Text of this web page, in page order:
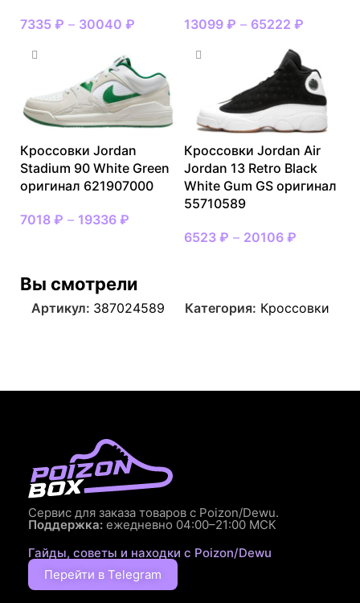
7335 ₽ – 30040 ₽ 13099 ₽ – 65222 ₽
Кроссовки Jordan
Stadium 90 White Green
оригинал 621907000
7018 ₽ – 19336 ₽
Кроссовки Jordan Air
Jordan 13 Retro Black
White Gum GS оригинал
55710589
6523 ₽ – 20106 ₽
Вы смотрели
Артикул: 387024589 Категория: Кроссовки
Сервис для заказа товаров с Poizon/Dewu.
Поддержка: ежедневно 04:00–21:00 МСК
Гайды, советы и находки с Poizon/Dewu
Перейти в Telegram